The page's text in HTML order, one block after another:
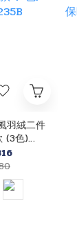
羽絨二件
(3色)